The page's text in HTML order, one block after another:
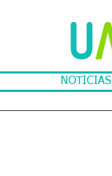
NOTICIAS